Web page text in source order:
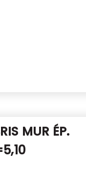
MUR ÉP.